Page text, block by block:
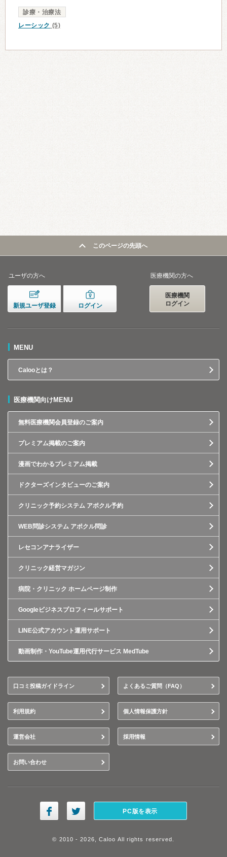
診療・治療法
レーシック (5)
このページの先頭へ
ユーザの方へ
新規ユーザ登録 ログイン
医療機関の方へ
医療機関
ログイン
MENU
Calooとは？
医療機関向けMENU
無料医療機関会員登録のご案内
プレミアム掲載のご案内
漫画でわかるプレミアム掲載
ドクターズインタビューのご案内
クリニック予約システム アポクル予約
WEB問診システム アポクル問診
レセコンアナライザー
クリニック経営マガジン
病院・クリニック ホームページ制作
Googleビジネスプロフィールサポート
LINE公式アカウント運用サポート
動画制作・YouTube運用代行サービス MedTube
口コミ投稿ガイドライン よくあるご質問（FAQ）
利用規約 個人情報保護方針
運営会社 採用情報
お問い合わせ
PC版を表示
© 2010 - 2026, Caloo All rights reserved.